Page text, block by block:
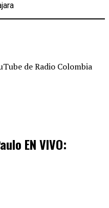
de Radio Colombia
EN VIVO: